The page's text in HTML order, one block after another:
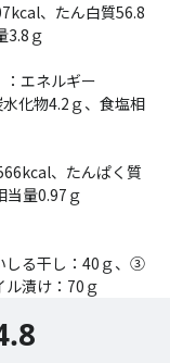
、たん白質56.8
3.8ｇ
エネルギー
化物4.2ｇ、食塩相
、たんぱく質
当量0.97ｇ
しる干し：40ｇ、③
漬け：70ｇ